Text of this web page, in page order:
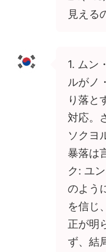
見える
1. ムン
ルがノ
り落と
対応。
ソクヨ
暴落は
ク: ユ
のよう
を信じ
正が明
ず、結